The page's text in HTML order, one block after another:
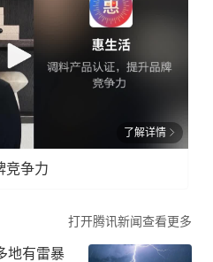
了解详情
竞争力
打开腾讯新闻查看更多
地有雷暴